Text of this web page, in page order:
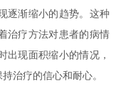
渐缩小的趋势。这种
治疗方法对患者的病情
出现面积缩小的情况，
治疗的信心和耐心。